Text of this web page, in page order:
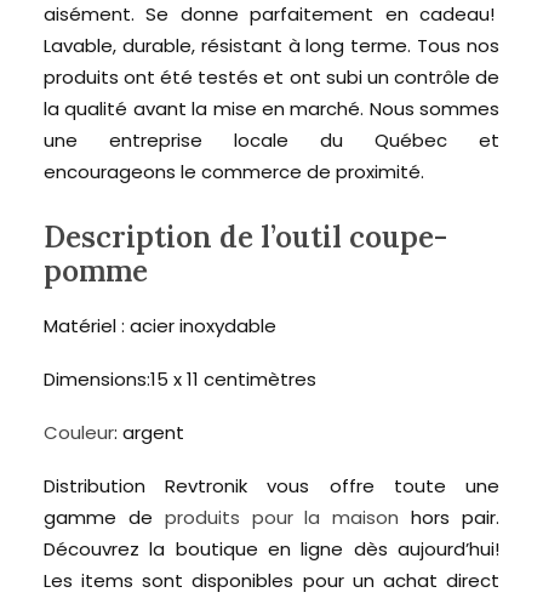
aisément. Se donne parfaitement en cadeau!
Lavable, durable, résistant à long terme. Tous nos
produits ont été testés et ont subi un contrôle de
la qualité avant la mise en marché. Nous sommes
une entreprise locale du Québec et
encourageons le commerce de proximité.
Description de l’outil coupe-
pomme
Matériel : acier inoxydable
Dimensions:15 x 11 centimètres
Couleur: argent
Distribution Revtronik vous offre toute une
gamme de produits pour la maison hors pair.
Découvrez la boutique en ligne dès aujourd’hui!
Les items sont disponibles pour un achat direct